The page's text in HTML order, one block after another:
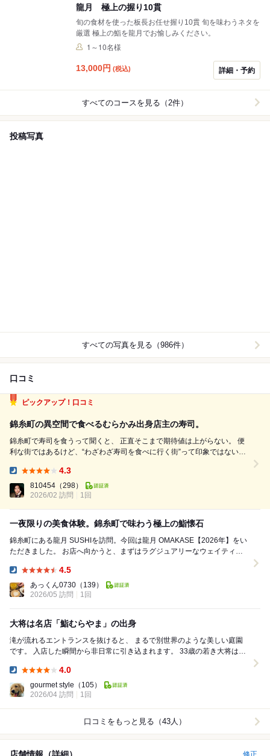
龍月 極上の握り10貫
旬の食材を使った板長お任せ握り10貫 旬を味わうネタを
厳選 極上の鮨を龍月でお愉しみください。
1～10名様
13,000円 (税込) 詳細・予約
すべてのコースを見る（2件）
投稿写真
すべての写真を見る（986件）
口コミ
ピックアップ！口コミ
錦糸町の異空間で食べるむらかみ出身店主の寿司。
錦糸町で寿司を食うって聞くと、 正直そこまで期待値は上がらない。 便
利な街ではあるけど、“わざわざ寿司を食べに行く街”って印象ではないか
間、 目の前にあるのは水が流れ落ちるガラスの自動ドア。 店の入口なの
に、...
4.3
810454 （298）
2026/02 訪問
1回
一夜限りの美食体験。錦糸町で味わう極上の鮨懐石
錦糸町にある龍月 SUSHIを訪問。今回は龍月 OMAKASE【2026年】をい
ただきました。 お店へ向かうと、まずはラグジュアリーなウェイティン
4.5
あっくん0730 （139）
2026/05 訪問
1回
大将は名店「鮨むらやま」の出身
滝が流れるエントランスを抜けると、 まるで別世界のような美しい庭園
です。 入店した瞬間から非日常に引き込まれます。 33歳の若き大将は、
4.0
gourmet style （105）
2026/04 訪問
1回
口コミをもっと見る（43人）
店舗情報（詳細） 修正